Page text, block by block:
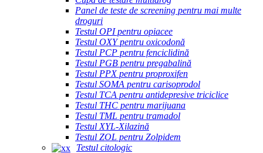
Panel de teste de screening pentru mai multe
droguri
Testul OPI pentru opiacee
Testul OXY pentru oxicodonă
Testul PCP pentru fenciclidină
Testul PGB pentru pregabalină
Testul PPX pentru proproxifen
Testul SOMA pentru carisoprodol
Testul TCA pentru antidepresive triciclice
Testul THC pentru marijuana
Testul TML pentru tramadol
Testul XYL-Xilazină
Testul ZOL pentru Zolpidem
Testul citologic